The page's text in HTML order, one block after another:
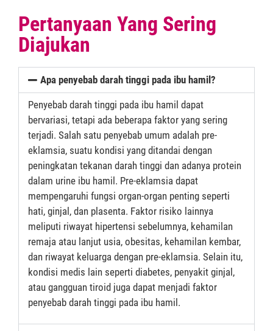
Pertanyaan Yang Sering
Diajukan
Apa penyebab darah tinggi pada ibu hamil?
Penyebab darah tinggi pada ibu hamil dapat
bervariasi, tetapi ada beberapa faktor yang sering
terjadi. Salah satu penyebab umum adalah pre-
eklamsia, suatu kondisi yang ditandai dengan
peningkatan tekanan darah tinggi dan adanya protein
dalam urine ibu hamil. Pre-eklamsia dapat
mempengaruhi fungsi organ-organ penting seperti
hati, ginjal, dan plasenta. Faktor risiko lainnya
meliputi riwayat hipertensi sebelumnya, kehamilan
remaja atau lanjut usia, obesitas, kehamilan kembar,
dan riwayat keluarga dengan pre-eklamsia. Selain itu,
kondisi medis lain seperti diabetes, penyakit ginjal,
atau gangguan tiroid juga dapat menjadi faktor
penyebab darah tinggi pada ibu hamil.